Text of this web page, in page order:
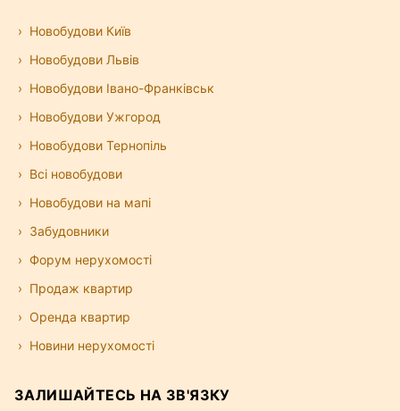
Новобудови Київ
Новобудови Львів
Новобудови Івано-Франківськ
Новобудови Ужгород
Новобудови Тернопіль
Всі новобудови
Новобудови на мапі
Забудовники
Форум нерухомості
Продаж квартир
Оренда квартир
Новини нерухомості
ЗАЛИШАЙТЕСЬ НА ЗВ'ЯЗКУ